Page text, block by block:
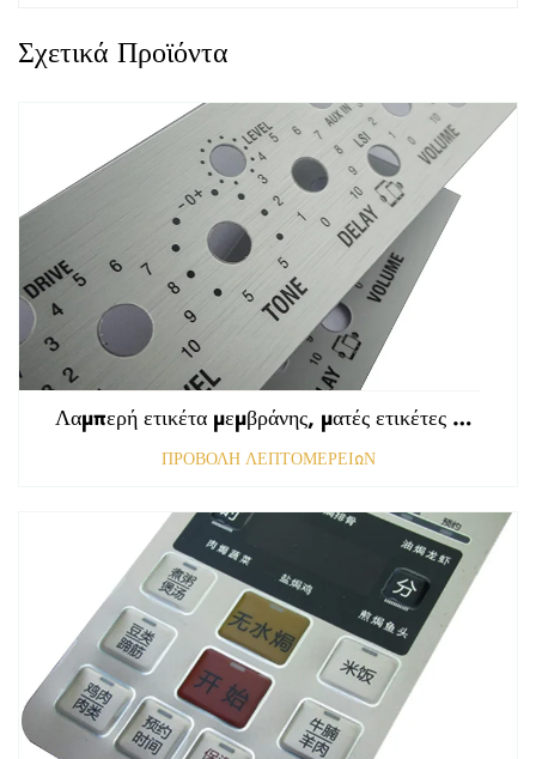
Σχετικά Προϊόντα
Λαμπερή ετικέτα μεμβράνης, ματές ετικέτες εμπρόσθιου πίνακα ελέγχου, ανάγλυφη γραφική επικάλυψη πολυκαρβονικού
ΠΡΟΒΟΛΗ ΛΕΠΤΟΜΕΡΕΙΩΝ